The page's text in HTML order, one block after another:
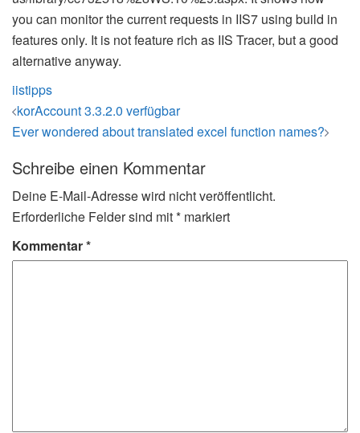
you can monitor the current requests in IIS7 using build in
features only. It is not feature rich as IIS Tracer, but a good
alternative anyway.
iistipps
Beitrags-
Navigation
korAccount 3.3.2.0 verfügbar
Ever wondered about translated excel function names?
Schreibe einen Kommentar
Deine E-Mail-Adresse wird nicht veröffentlicht.
Erforderliche Felder sind mit* markiert
Kommentar*